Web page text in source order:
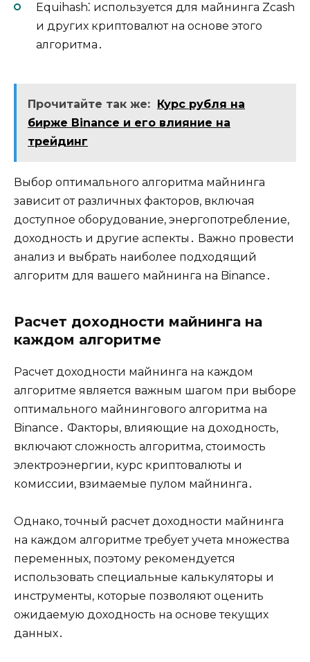
Equihash⁚ используется для майнинга Zcash
и других криптовалют на основе этого
алгоритма․
Прочитайте так же: Курс рубля на
бирже Binance и его влияние на
трейдинг
Выбор оптимального алгоритма майнинга
зависит от различных факторов, включая
доступное оборудование, энергопотребление,
доходность и другие аспекты․ Важно провести
анализ и выбрать наиболее подходящий
алгоритм для вашего майнинга на Binance․
Расчет доходности майнинга на
каждом алгоритме
Расчет доходности майнинга на каждом
алгоритме является важным шагом при выборе
оптимального майнингового алгоритма на
Binance․ Факторы, влияющие на доходность,
включают сложность алгоритма, стоимость
электроэнергии, курс криптовалюты и
комиссии, взимаемые пулом майнинга․
Однако, точный расчет доходности майнинга
на каждом алгоритме требует учета множества
переменных, поэтому рекомендуется
использовать специальные калькуляторы и
инструменты, которые позволяют оценить
ожидаемую доходность на основе текущих
данных․